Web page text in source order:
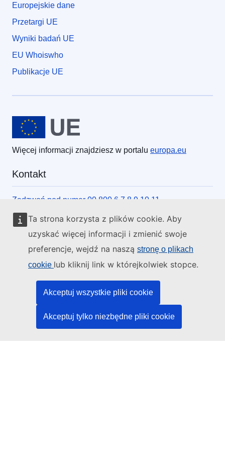
Ta strona korzysta z plików cookie. Aby
uzyskać więcej informacji i zmienić swoje
preferencje, wejdź na naszą stronę o plikach
cookie lub kliknij link w którejkolwiek stopce.
Akceptuj wszystkie pliki cookie
Akceptuj tylko niezbędne pliki cookie
Europejskie dane
Przetargi UE
Wyniki badań UE
EU Whoiswho
Publikacje UE
Unia Europejska
Więcej informacji znajdziesz w portalu europa.eu
Kontakt
Zadzwoń pod numer 00 800 6 7 8 9 10 11
Skorzystaj z innych form kontaktu telefonicznego
Napisz do nas, korzystając z formularza
Spotkaj się z nami w lokalnym punkcie UE
Media społecznościowe
Obserwuj UE w mediach społecznościowych
Instytucje i organy UE